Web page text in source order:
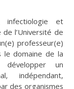
infectiologie et
l’Université de
professeur(e)
le domaine de la
développer un
indépendant,
des organismes